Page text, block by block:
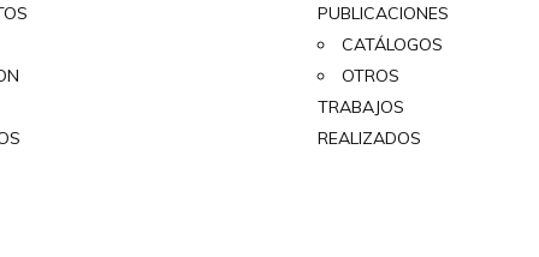
PUBLICACIONES
CATÁLOGOS
OTROS
TRABAJOS
REALIZADOS